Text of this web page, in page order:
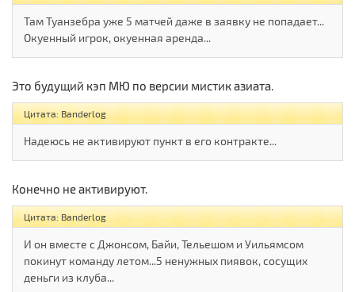
Там Туанзебра уже 5 матчей даже в заявку не попадает...
Окуенный игрок, окуенная аренда...
Это будущий кэп МЮ по версии мистик азиата.
Цитата: Banderlog
Надеюсь не активируют пункт в его контракте...
Конечно не активируют.
Цитата: Banderlog
И он вместе с Джонсом, Байи, Тельешом и Уильямсом
покинут команду летом...5 ненужных пиявок, сосущих
деньги из клуба...